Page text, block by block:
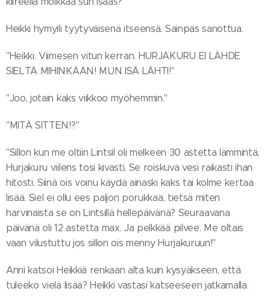
Heikki hymyili tyytyväisenä itseensä. Sainpas sanottua.
"Heikki. Viimesen vitun kerran. HURJAKURU EI LÄHDE
SIELTÄ MIHINKÄÄN! MUN ISÄ LÄHTI!"
"Joo, jotain kaks viikkoo myöhemmin."
"MITÄ SITTEN!?"
"Sillon kun me oltiin Lintsil oli melkeen 30 astetta lämmintä,
Hurjakuru viilens tosi kivasti. Se roiskuva vesi raikasti ihan
hitosti. Siinä ois voinu käydä ainaski kaks tai kolme kertaa
lisää. Siel ei ollu ees paljon porukkaa, tietsä miten
harvinaista se on Lintsillä hellepäivänä? Seuraavana
päivänä oli 12 astetta max. Ja pelkkää pilvee. Me oltais
vaan vilustuttu jos sillon ois menny Hurjakuruun!"
Anni katsoi Heikkiä renkaan alta kuin kysyäkseen, että
tuleeko vielä lisää? Heikki vastasi katseeseen jatkamalla.